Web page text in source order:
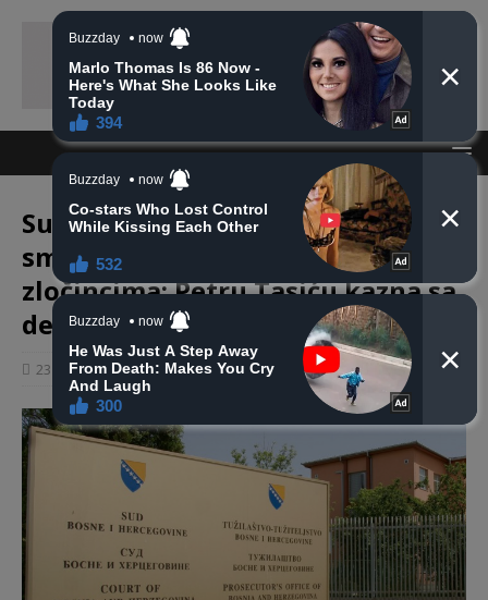
Sud BiH nastavlja sa praksom
smanjivanja kazni srpskim
zločincima: Petru Tasiću kazna sa
deset godina smanjena na pet
23 kolovoza, 2019 haberhana